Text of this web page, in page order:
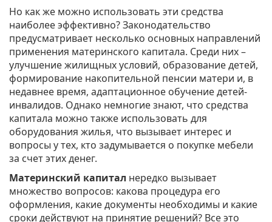
Но как же можно использовать эти средства
наиболее эффективно? Законодательство
предусматривает несколько основных направлений
применения материнского капитала. Среди них –
улучшение жилищных условий, образование детей,
формирование накопительной пенсии матери и, в
недавнее время, адаптационное обучение детей-
инвалидов. Однако немногие знают, что средства
капитала можно также использовать для
оборудования жилья, что вызывает интерес и
вопросы у тех, кто задумывается о покупке мебели
за счет этих денег.
Материнский капитал нередко вызывает
множество вопросов: какова процедура его
оформления, какие документы необходимы и какие
сроки действуют на принятие решений? Все это